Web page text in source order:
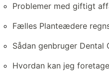
Problemer med giftigt
Fælles Planteædere
Sådan genbruger Dental
Hvordan kan jeg